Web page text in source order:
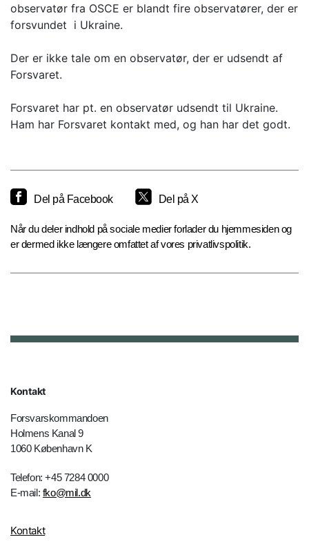
observatør fra OSCE er blandt fire observatører, der er
forsvundet i Ukraine.
Der er ikke tale om en observatør, der er udsendt af
Forsvaret.
Forsvaret har pt. en observatør udsendt til Ukraine.
Ham har Forsvaret kontakt med, og han har det godt.
Del på Facebook Del på X
Når du deler indhold på sociale medier forlader du hjemmesiden og
er dermed ikke længere omfattet af vores privatlivspolitik.
Kontakt
Forsvarskommandoen
Holmens Kanal 9
1060 København K
Telefon: +45 7284 0000
E-mail: fko@mil.dk
Kontakt